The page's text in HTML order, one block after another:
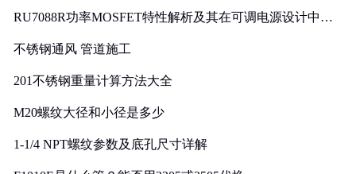
RU7088R功率MOSFET特性解析及其在可调电源设计中的
不锈钢通风 管道施工
201不锈钢重量计算方法大全
M20螺纹大径和小径是多少
1-1/4 NPT螺纹参数及底孔尺寸详解